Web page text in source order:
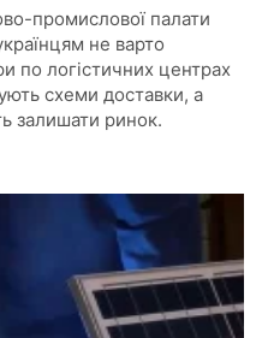
промислової палати
не варто
по логістичних центрах
схеми доставки, а
залишати ринок.